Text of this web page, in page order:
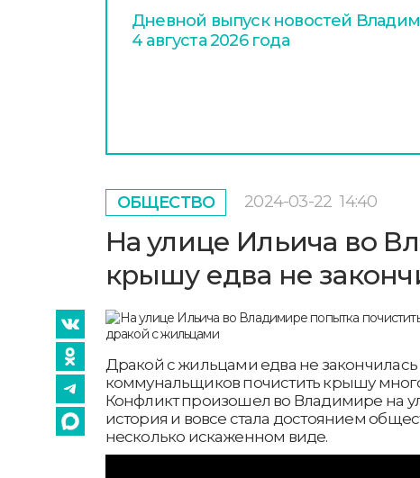
Дневной выпуск новостей
4 августа 2026 года
ОБЩЕСТВО 2024-03-22 14:40
На улице Ильича во
крышу едва не
Дракой с жильцами едва не
коммунальщиков почистить крышу
Конфликт произошел во Владимире на
история и вовсе стала достоянием
несколько искаженном виде.